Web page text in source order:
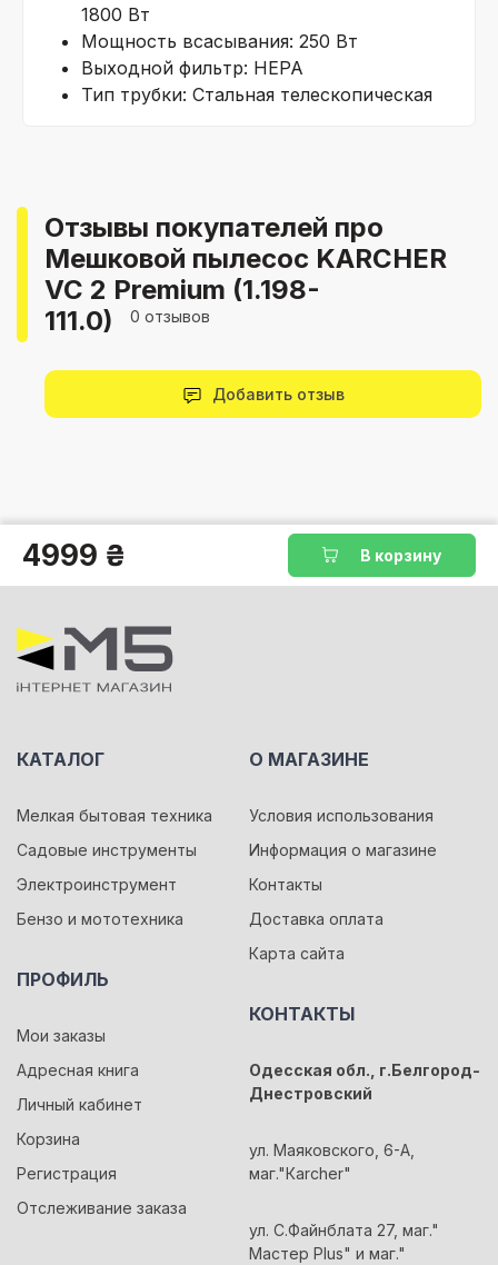
1800 Вт
Мощность всасывания: 250 Вт
Выходной фильтр: HEPA
Тип трубки: Стальная телескопическая
Отзывы покупателей про
Мешковой пылесос KARCHER
VC 2 Premium (1.198-
111.0)
0 отзывов
Добавить отзыв
4999 ₴ В корзину
КАТАЛОГ
Мелкая бытовая техника
Садовые инструменты
Электроинструмент
Бензо и мототехника
ПРОФИЛЬ
Мои заказы
Адресная книга
Личный кабинет
Корзина
Регистрация
Отслеживание заказа
О МАГАЗИНЕ
Условия использования
Информация о магазине
Контакты
Доставка оплата
Карта сайта
КОНТАКТЫ
Одесская обл., г.Белгород-
Днестровский
ул. Маяковского, 6-А,
маг."Кarcher"
ул. С.Файнблата 27, маг."
Мастер Plus" и маг."